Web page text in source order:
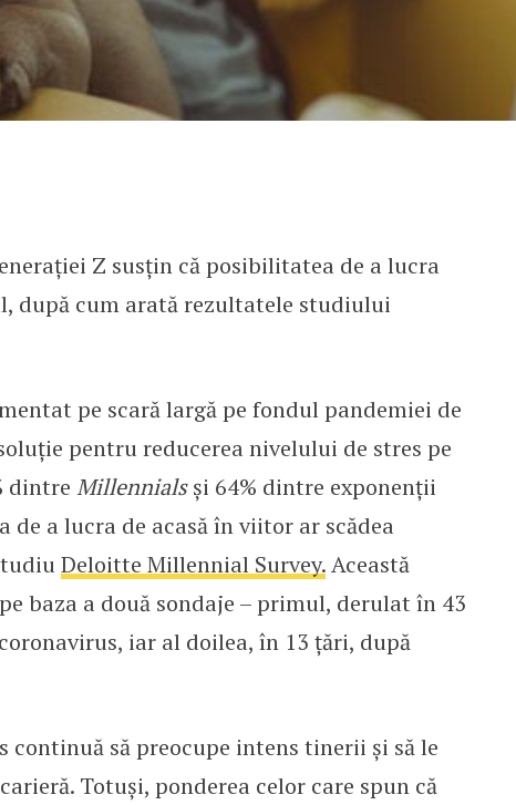
reduce nivelul de stres
Z susțin că posibilitatea de a lucra
după cum arată rezultatele studiului
pe scară largă pe fondul pandemiei de
pentru reducerea nivelului de stres pe
dintre Millennialsși 64% dintre exponenții
a lucra de acasă în viitor ar scădea
Deloitte Millennial Survey.Această
baza a două sondaje – primul, derulat în 43
iar al doilea, în 13 țări, după
să preocupe intens tinerii și să le
Totuși, ponderea celor care spun că